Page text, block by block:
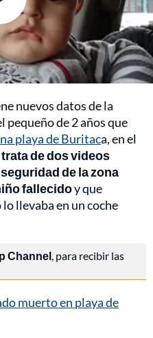
nuevos datos de la
pequeño de 2 años que
playa de Buritaca, en el
trata de dos videos
de la zona
fallecidoy que
llevaba en un coche
Channel , para recibir las
muerto en playa de